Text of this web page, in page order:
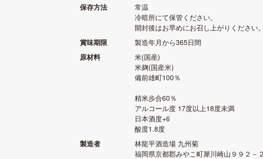
保存方法
常温
冷暗所にて保管ください。
開封後はお早めにお召し上がりください
賞味期限
製造年月から365日間
原材料
米(国産)
米麹(国産米)
備前雄町100％
精米歩合60％
アルコール度 17度以上18度未満
日本酒度+6
酸度1.8度
製造者
林龍平酒造場 九州菊
福岡県京都郡みやこ町犀川崎山９９２－